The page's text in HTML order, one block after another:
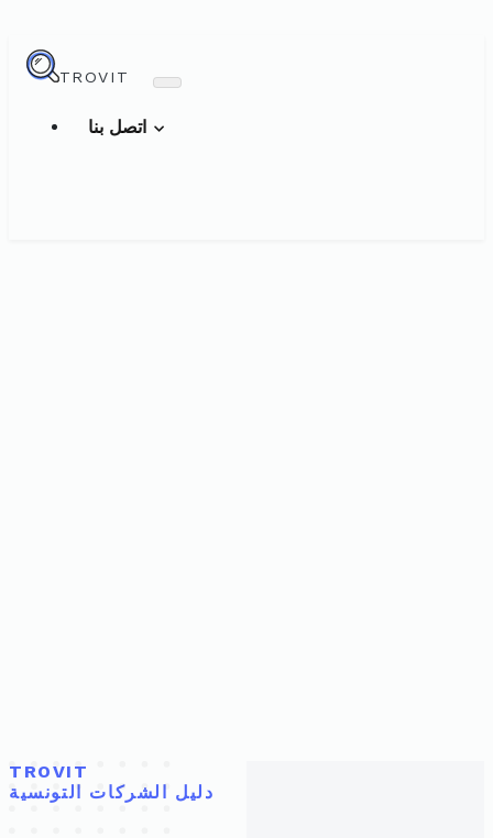
TROVIT
TROVIT
دليل الشركات التونسية